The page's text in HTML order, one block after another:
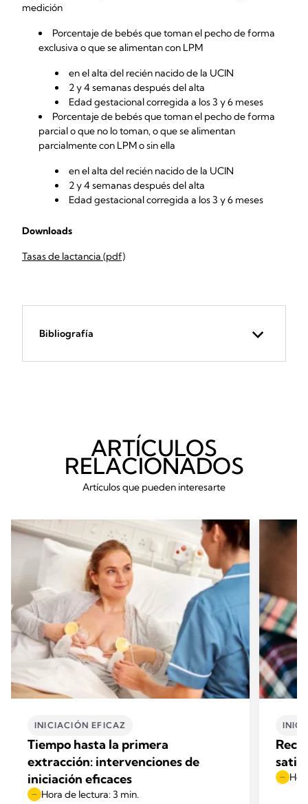
medición
Porcentaje de bebés que toman el pecho de forma
exclusiva o que se alimentan con LPM
en el alta del recién nacido de la UCIN
2 y 4 semanas después del alta
Edad gestacional corregida a los 3 y 6 meses
Porcentaje de bebés que toman el pecho de forma
parcial o que no lo toman, o que se alimentan
parcialmente con LPM o sin ella
en el alta del recién nacido de la UCIN
2 y 4 semanas después del alta
Edad gestacional corregida a los 3 y 6 meses
Downloads
Tasas de lactancia (pdf)
Bibliografía
ARTÍCULOS
RELACIONADOS
Artículos que pueden interesarte
INICIACIÓN EFICAZ
Tiempo hasta la primera
extracción: intervenciones de
iniciación eficaces
Hora de lectura: 3 min.